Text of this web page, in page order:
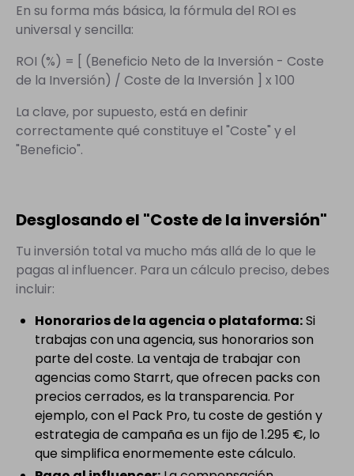
En su forma más básica, la fórmula del ROI es
universal y sencilla:
ROI (%) = [ (Beneficio Neto de la Inversión - Coste
de la Inversión) / Coste de la Inversión ] x 100
La clave, por supuesto, está en definir
correctamente qué constituye el "Coste" y el
"Beneficio".
Desglosando el "Coste de la inversión"
Tu inversión total va mucho más allá de lo que le
pagas al influencer. Para un cálculo preciso, debes
incluir:
Honorarios de la agencia o plataforma:Si
trabajas con una agencia, sus honorarios son
parte del coste. La ventaja de trabajar con
agencias como Starrt, que ofrecen packs con
precios cerrados, es la transparencia. Por
ejemplo, con el Pack Pro, tu coste de gestión y
estrategia de campaña es un fijo de 1.295 €, lo
que simplifica enormemente este cálculo.